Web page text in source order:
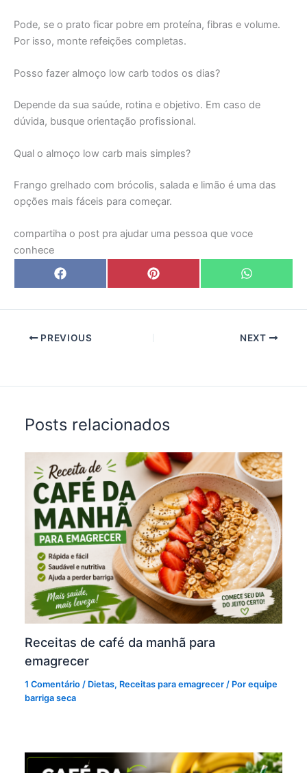
Pode, se o prato ficar pobre em proteína, fibras e volume.
Por isso, monte refeições completas.
Posso fazer almoço low carb todos os dias?
Depende da sua saúde, rotina e objetivo. Em caso de
dúvida, busque orientação profissional.
Qual o almoço low carb mais simples?
Frango grelhado com brócolis, salada e limão é uma das
opções mais fáceis para começar.
compartiha o post pra ajudar uma pessoa que voce
conhece
Share
on
F
a
e
o
k
Share
on
P
i
t
Share
on
W
h
t
p
p
PREVIOUS NEXT
Posts relacionados
Receitas de café da manhã para
emagrecer
1 Comentário / Dietas, Receitas para emagrecer / Porequipe
barriga seca